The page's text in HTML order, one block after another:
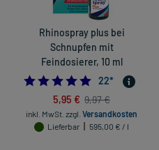
Rhinospray plus bei
Schnupfen mit
Feindosierer, 10 ml
4.818181818181818
22*
5,95 € 9,97 €
inkl. MwSt. zzgl. Versandkosten
Lieferbar
595,00 € / l